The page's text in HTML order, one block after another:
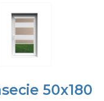
50x180